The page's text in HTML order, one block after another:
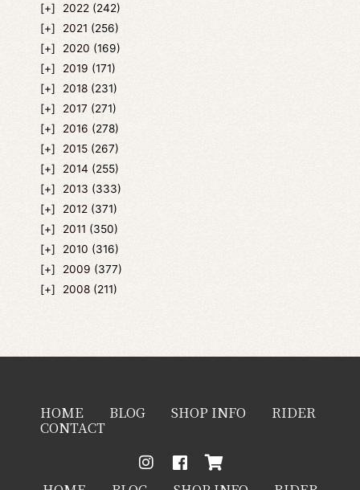
2022 (242)
2021 (256)
2020 (169)
2019 (171)
2018 (231)
2017 (271)
2016 (278)
2015 (267)
2014 (255)
2013 (333)
2012 (371)
2011 (350)
2010 (316)
2009 (377)
2008 (211)
HOME BLOG SHOP INFO RIDER
CONTACT